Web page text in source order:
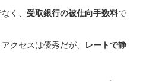
く、 受取銀行の被仕向手数料で
クセスは優秀だが、
レートで静